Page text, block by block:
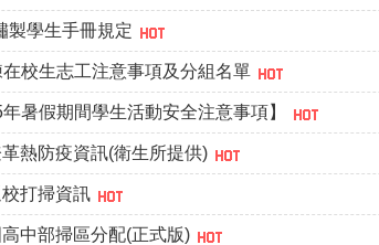
製學生手冊規定
校生志工注意事項及分組名單
暑假期間學生活動安全注意事項】
熱防疫資訊(衛生所提供)
打掃資訊
中部掃區分配(正式版)